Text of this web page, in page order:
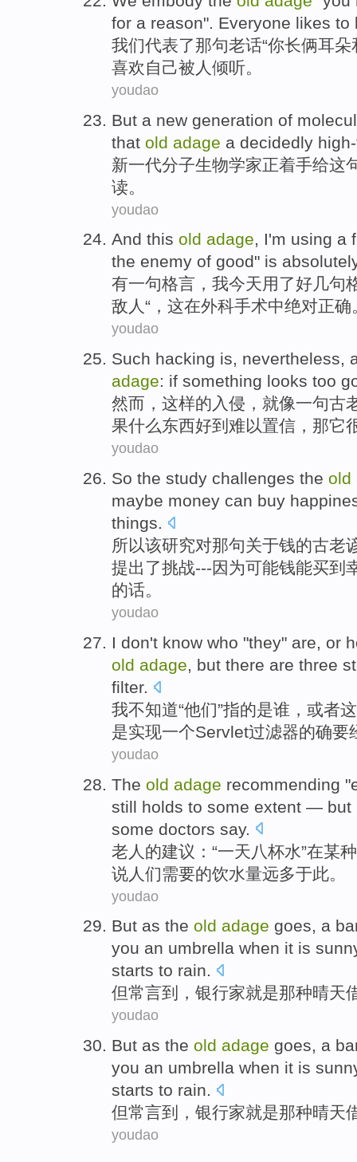
for a reason". Everyone likes to
我们代表了那句老话“你长俩耳朵
喜欢 自己被 人倾听。
youdao
But a new generation of
that old adage a decidedly
新一代分子生物学家正着手给这
读。
youdao
And this old adage, I'm using a
the enemy of good" is
有一句格言 ， 我今天用了好几句
敌人 “， 这在外科手术中绝对正确
youdao
Such hacking is, nevertheless,
adage: if something looks too
然而 ， 这样的 入侵 ，就像一句古
果什么东西好到 难以置信， 那它
youdao
So the study challenges the old
maybe money can buy
things.
所以该研究对那句关于钱的古老
提出了挑战---因为可能钱能买到
的话。
youdao
I don't know who "they" are, or
old adage, but there are three
filter.
我不知道“他们”指的是谁 ， 或者这
是实现一个Servlet过滤器的确要
youdao
The old adage recommending "
still holds to some extent — but
some doctors say.
老人 的建议：“一天 八杯水”在某种
说 人们需要的饮水量远多于此。
youdao
But as the old adage goes, a
you an umbrella when it is
starts to rain.
但常言到， 银行家就是那种晴天
youdao
But as the old adage goes, a
you an umbrella when it is
starts to rain.
但常言到， 银行家就是那种晴天
youdao